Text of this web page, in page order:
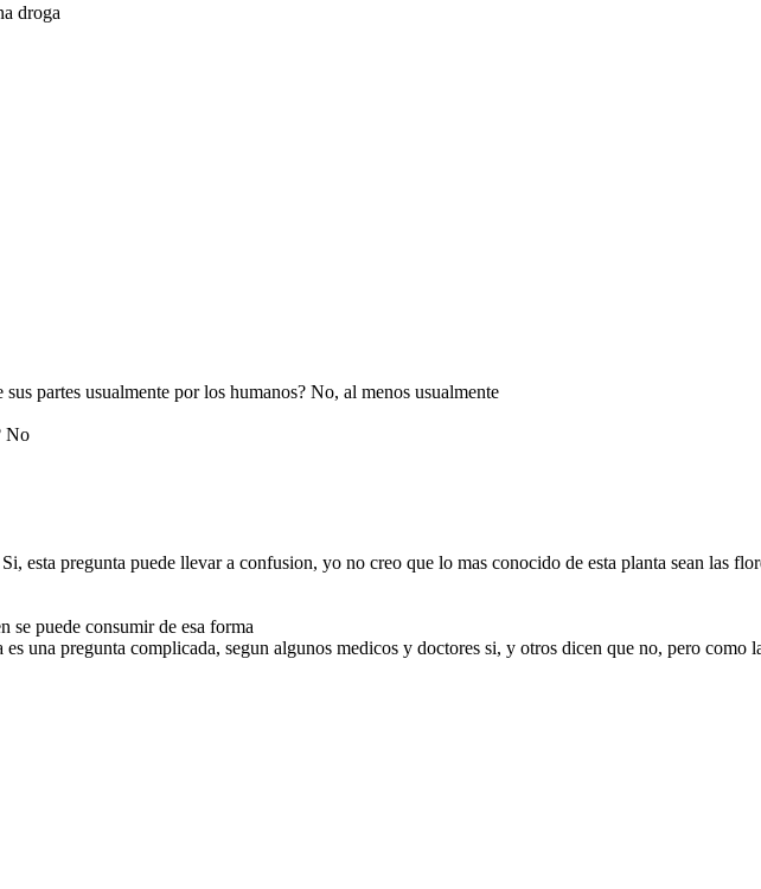
droga
partes usualmente por los humanos? No, al menos usualmente
No
esta pregunta puede llevar a confusion, yo no creo que lo mas conocido de esta planta sean las
se puede consumir de esa forma
es una pregunta complicada, segun algunos medicos y doctores si, y otros dicen que no, pero